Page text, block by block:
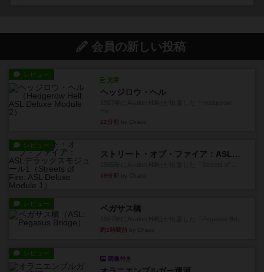
会員の新しい投稿
レビュー
充実
ヘッジロウ・ヘル
22分前
レビュー
ストリート・オブ・ファイア：ASLデラックスモジュール1
39分前
レビュー ペガサス橋
約1時間前
レビュー
画像付き